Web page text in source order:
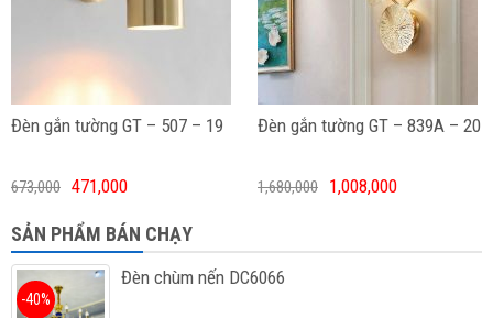
Đèn gắn tường GT – 507 – 19
673,000 471,000
Đèn gắn tường GT – 839A – 20
1,680,000 1,008,000
SẢN PHẨM BÁN CHẠY
Đèn chùm nến DC6066
-40%